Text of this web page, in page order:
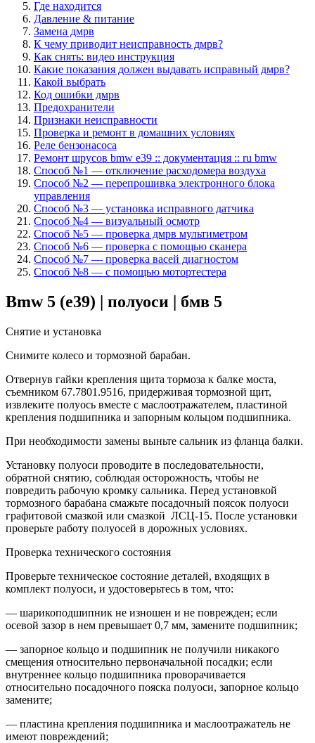
Где находится
Давление & питание
Замена дмрв
К чему приводит неисправность дмрв?
Как снять: видео инструкция
Какие показания должен выдавать исправный дмрв?
Какой выбрать
Код ошибки дмрв
Предохранители
Признаки неисправности
Проверка и ремонт в домашних условиях
Реле бензонасоса
Ремонт шрусов bmw e39 :: документация :: ru bmw
Способ №1 — отключение расходомера воздуха
Способ №2 — перепрошивка электронного блока
управления
Способ №3 — установка исправного датчика
Способ №4 — визуальный осмотр
Способ №5 — проверка дмрв мультиметром
Способ №6 — проверка с помощью сканера
Способ №7 — проверка васей диагностом
Способ №8 — с помощью мотортестера
Bmw 5 (e39) | полуоси | бмв 5
Снятие и установка
Снимите колесо и тормозной барабан.
Отвернув гайки крепления щита тормоза к балке моста,
съемником 67.7801.9516, придерживая тормозной щит,
извлеките полуось вместе с маслоотражателем, пластиной
крепления подшипника и запорным кольцом подшипника.
При необходимости замены выньте сальник из фланца балки.
Установку полуоси проводите в последовательности,
обратной снятию, соблюдая осторожность, чтобы не
повредить рабочую кромку сальника. Перед установкой
тормозного барабана смажьте посадочный поясок полуоси
графитовой смазкой или смазкой ЛСЦ-15. После установки
проверьте работу полуосей в дорожных условиях.
Проверка технического состояния
Проверьте техническое состояние деталей, входящих в
комплект полуоси, и удостоверьтесь в том, что:
— шарикоподшипник не изношен и не поврежден; если
осевой зазор в нем превышает 0,7 мм, замените подшипник;
— запорное кольцо и подшипник не получили никакого
смещения относительно первоначальной посадки; если
внутреннее кольцо подшипника проворачивается
относительно посадочного пояска полуоси, запорное кольцо
замените;
— пластина крепления подшипника и маслоотражатель не
имеют повреждений;